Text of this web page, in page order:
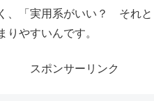
テーマ決め」が